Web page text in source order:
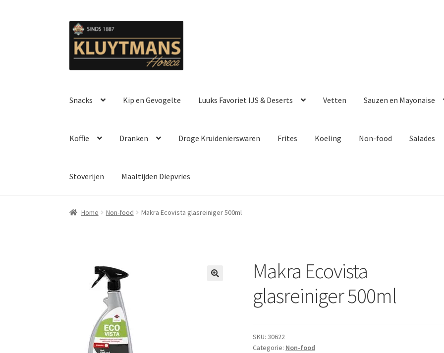
Ga
door
naar
Ga
naar
de
Snacks Kip en Gevogelte Luuks Favoriet IJS & Deserts Vetten Sauzen en Mayonaise
Koffie Dranken Droge Kruidenierswaren Frites Koeling Non-food Salades
Stoverijen Maaltijden Diepvries
Home Non-food Makra Ecovista glasreiniger 500ml
Makra Ecovista
glasreiniger 500ml
SKU:30622
Categorie: Non-food